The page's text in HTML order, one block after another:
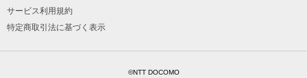
サービス利用規約
特定商取引法に基づく表示
©NTT DOCOMO